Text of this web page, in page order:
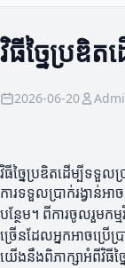
វិធីច្នៃប្រឌិត
2026-06-20
វិធីច្នៃប្រឌិតដើម្បីទទួលប្
ការទទួលប្រាក់រង្វាន់
បន្ថែម។ ពីការចូលរួមកម្
ច្រើនដែលអ្នកអាចប្រើ
យើងនឹងពិភាក្សាអំពីវិធីច្